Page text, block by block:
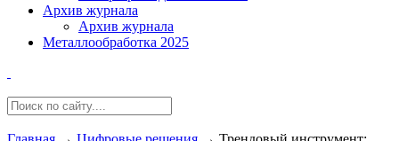
Архив журнала
Архив журнала
Металлообработка 2025